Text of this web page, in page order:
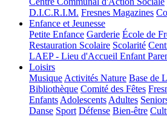
D.I.C.R.I.M. Fresnes Magazines
Enfance et Jeunesse
Petite Enfance Garderie École de
Restauration Scolaire Scolarité
LAEP - Lieu d'Accueil Enfant
Loisirs
Musique Activités Nature Base de
Bibliothèque Comité des Fêtes
Enfants Adolescents Adultes
Danse Sport Défense Bien-être